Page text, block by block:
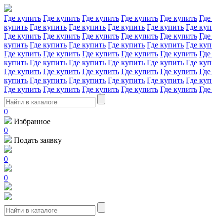
Где купить Где купить Где купить Где купить Где купить
купить Где купить Где купить Где купить Где купить Где
Где купить Где купить Где купить Где купить Где купить
купить Где купить Где купить Где купить Где купить Где
Где купить Где купить Где купить Где купить Где купить
купить Где купить Где купить Где купить Где купить Где
Где купить Где купить Где купить Где купить Где купить
купить Где купить Где купить Где купить Где купить Где
Где купить Где купить Где купить Где купить Где купить
0
Избранное
0
Подать заявку
0
0